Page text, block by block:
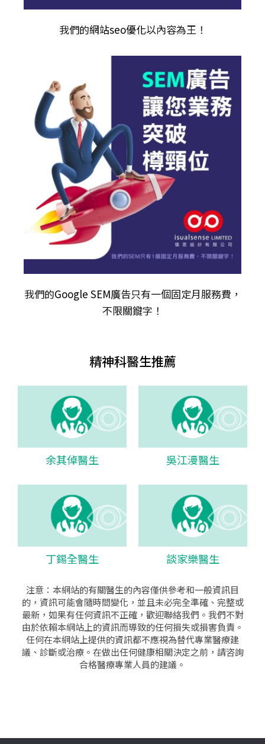
我們的網站seo優化以內容為王！
我們的Google SEM廣告只有一個固定月服務費，
不限關𨫡字！
精神科醫生推薦
余其倬醫生 吳江漫醫生
丁錫全醫生 談家樂醫生
注意：本網站的有關醫生的內容僅供參考和一般資訊目
的，資訊可能會隨時間變化，並且未必完全準確、完整或
最新，如果有任何資訊不正確，歡迎聯絡我們。我們不對
由於依賴本網站上的資訊而導致的任何損失或損害負責。
任何在本網站上提供的資訊都不應視為替代專業醫療建
議、診斷或治療。在做出任何健康相關決定之前，請咨詢
合格醫療專業人員的建議。